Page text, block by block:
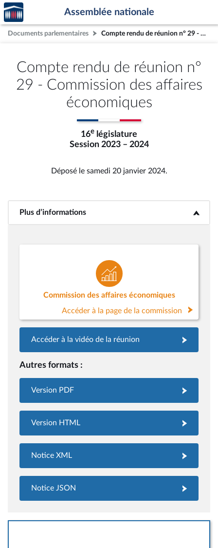
Aller au contenu
Aller en bas de la page
Accèder
à la
page
d'accueil
Assemblée nationale
Documents parlementaires Compte rendu de réunion n° 29 - Commission des affaires économiques
Compte rendu de réunion n°
29 - Commission des affaires
économiques
16e législature
Session 2023 – 2024
Déposé le samedi 20 janvier 2024.
Plus d’informations<b>Plus d’informations</b>
Commission des affaires économiques
Accéder à la page de la commission
Accéder à la vidéo de la réunion
Autres formats :
Version PDF
Version HTML
Notice XML
Notice JSON